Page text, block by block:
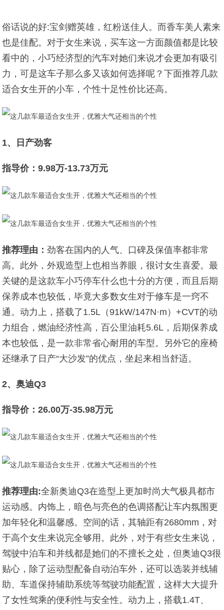
俗话说的好:宝剑赠英雄，红粉送佳人。而香车美人素来
也是佳配。对于女生来说，买车这一方面颜值都是比较
看中的，小巧经济型的汽车对她们来说才会更加有吸引
力，可是这车子那么多又该如何选择呢？下面推荐几款
适合女生开的小车，个性十足性价比还高。
1、日产劲客
指导价：9.98万-13.73万元
推荐理由：劲客在国内的人气、口碑及保值率都非常
高。此外，外观造型上也相当养眼，很讨女生喜爱。最
关键的是这款车小巧停车什么也十分的方便，而且后期
保养成本也较低，毕竟大多数女生对于修车是一窍不
通。动力上，搭载了1.5L（91kW/147N·m）+CVT的动
力组合，燃油经济性高，百公里油耗5.6L，后期保养成
本也较低，是一款非常省心耐用的车型。另外它的座椅
还继承了日产“大沙发”的优点，坐起来相当舒适。
2、奥迪Q3
指导价：26.00万-35.98万元
推荐理由:全新奥迪Q3在造型上更加时尚大气极具都市
运动感。内饰上，暗色与亮色的色调搭配让车内氛围更
加年轻化和温馨感。空间的话，其轴距有2680mm，对
于高个女生来说完全够用。此外，对于有些女生来说，
驾驶中泊车和并线都是她们的不擅长之处，但奥迪Q3很
贴心，除了运动型配备自动泊车外，还可以选装并线辅
助、车道保持辅助系统等驾驶功能配置，这样大大提升
了女性驾乘的便利性与安全性。动力上，搭载1.4T、